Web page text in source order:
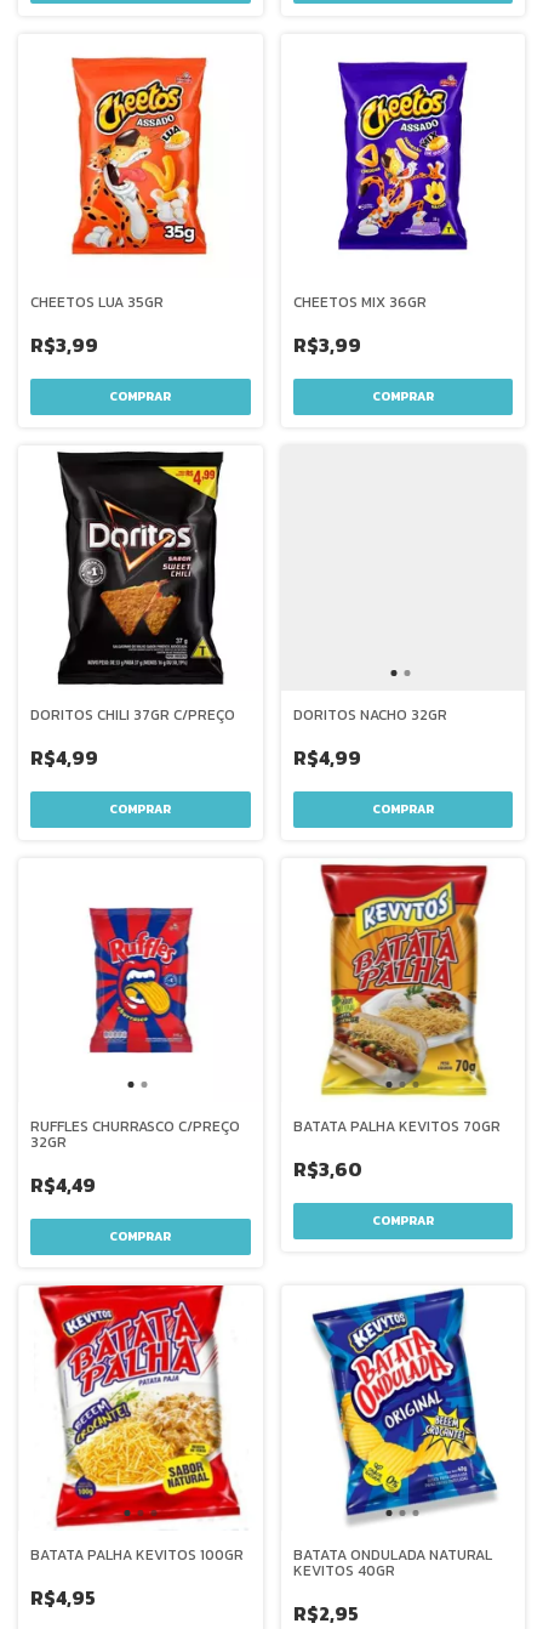
CHEETOS LUA 35GR
R$3,99
CHEETOS MIX 36GR
R$3,99
DORITOS CHILI 37GR C/PREÇO
R$4,99
DORITOS NACHO 32GR
R$4,99
RUFFLES CHURRASCO C/PREÇO
32GR
R$4,49
BATATA PALHA KEVITOS 70GR
R$3,60
BATATA PALHA KEVITOS 100GR
R$4,95
BATATA ONDULADA NATURAL
KEVITOS 40GR
R$2,95